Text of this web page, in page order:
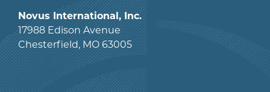
Novus International, Inc.
17988 Edison Avenue
Chesterfield, MO 63005